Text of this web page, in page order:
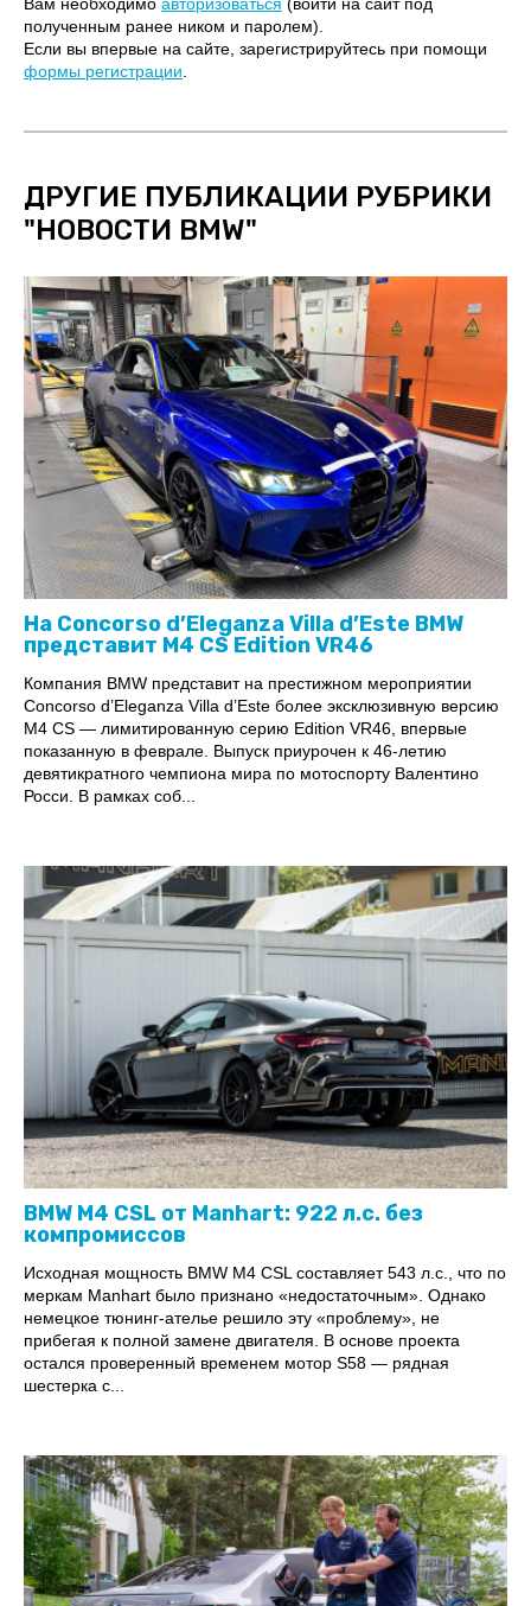
Вам необходимо авторизоваться (войти на сайт под
полученным ранее ником и паролем).
Если вы впервые на сайте, зарегистрируйтесь при помощи
формы регистрации.
ДРУГИЕ ПУБЛИКАЦИИ РУБРИКИ
"НОВОСТИ BMW"
На Concorso d’Eleganza Villa d’Este BMW
представит M4 CS Edition VR46
Компания BMW представит на престижном мероприятии
Concorso d’Eleganza Villa d’Este более эксклюзивную версию
M4 CS — лимитированную серию Edition VR46, впервые
показанную в феврале. Выпуск приурочен к 46-летию
девятикратного чемпиона мира по мотоспорту Валентино
Росси. В рамках соб...
BMW M4 CSL от Manhart: 922 л.с. без
компромиссов
Исходная мощность BMW M4 CSL составляет 543 л.с., что по
меркам Manhart было признано «недостаточным». Однако
немецкое тюнинг-ателье решило эту «проблему», не
прибегая к полной замене двигателя. В основе проекта
остался проверенный временем мотор S58 — рядная
шестерка с...